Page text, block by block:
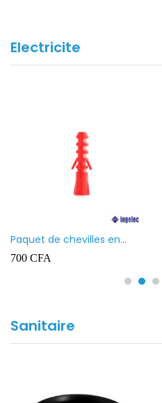
Electricite
Paquet de chevilles en
plastique Ingelec – 8
700 CFA
Sanitaire